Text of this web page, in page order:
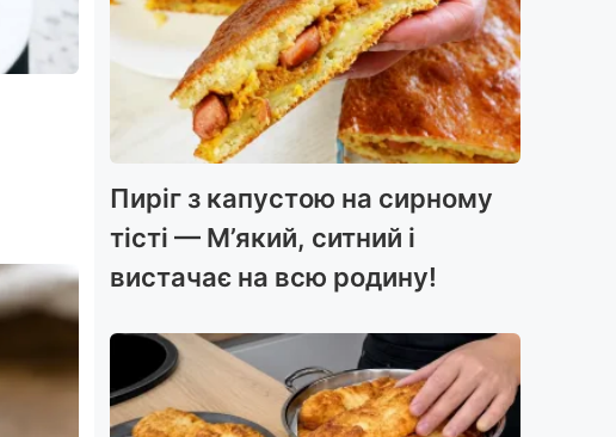
Пиріг з капустою на сирному
тісті — М’який, ситний і
вистачає на всю родину!